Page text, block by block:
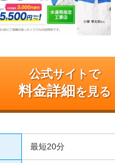
公式サイトで
料金詳細を見る
最短20分